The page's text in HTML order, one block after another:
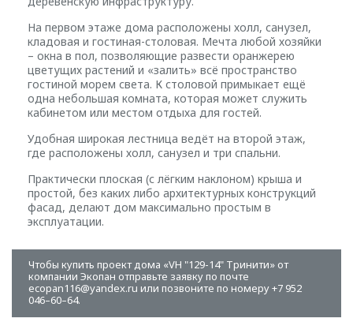
На первом этаже дома расположены холл, санузел,
кладовая и гостиная-столовая. Мечта любой хозяйки
– окна в пол, позволяющие развести оранжерею
цветущих растений и «залить» всё пространство
гостиной морем света. К столовой примыкает ещё
одна небольшая комната, которая может служить
кабинетом или местом отдыха для гостей.
Удобная широкая лестница ведёт на второй этаж,
где расположены холл, санузел и три спальни.
Практически плоская (с лёгким наклоном) крыша и
простой, без каких либо архитектурных конструкций
фасад, делают дом максимально простым в
эксплуатации.
Чтобы купить проект дома «VH "129-14" Тринити» от
компании Экопан отправьте заявку по почте
ecopan116@yandex.ru или позвоните по номеру +7 952
046–60–64.